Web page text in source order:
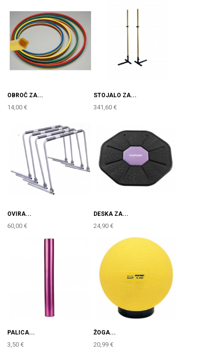
OBROČ ZA...
14,00 €
STOJALO ZA...
341,60 €
OVIRA...
60,00 €
DESKA ZA...
24,90 €
PALICA...
3,50 €
ŽOGA...
20,99 €